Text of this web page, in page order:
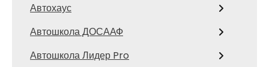
Автохаус
Автошкола ДОСААФ
Автошкола Лидер Pro